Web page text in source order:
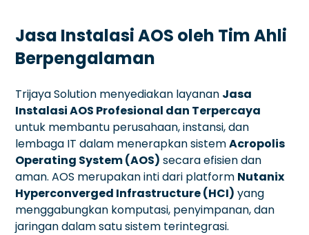
Jasa Instalasi AOS oleh Tim Ahli
Berpengalaman
Trijaya Solution menyediakan layanan Jasa
Instalasi AOS Profesional dan Terpercaya
untuk membantu perusahaan, instansi, dan
lembaga IT dalam menerapkan sistemAcropolis
Operating System (AOS) secara efisien dan
aman. AOS merupakan inti dari platform Nutanix
Hyperconverged Infrastructure (HCI) yang
menggabungkan komputasi, penyimpanan, dan
jaringan dalam satu sistem terintegrasi.